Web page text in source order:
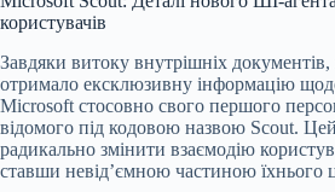
користувачів
Завдяки витоку внутрішніх
отримало ексклюзивну інформацію щодо
Microsoft стосовно свого першого
відомого під кодовою назвою Scout.
радикально змінити взаємодію
ставши невід’ємною частиною їхнього